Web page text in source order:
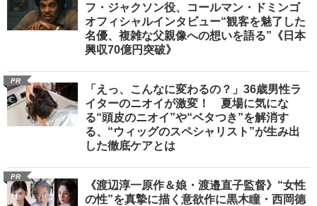
フ・ジャクソン役、コールマン・ドミンゴ
オフィシャルインタビュー“観客を魅了した
名優、複雑な父親像への想いを語る”《日本
興収70億円突破》
PR
「えっ、こんなに変わるの？」36歳男性ラ
イターのニオイが激変！ 夏場に気にな
る“頭皮のニオイ”や“ベタつき”を解消す
る、“ウィッグのスペシャリスト”が生み出
した徹底ケアとは
PR
《渡辺淳一原作＆娘・渡邉直子監督》“女性
の性”を真摯に描く意欲作に黒木瞳・西岡德